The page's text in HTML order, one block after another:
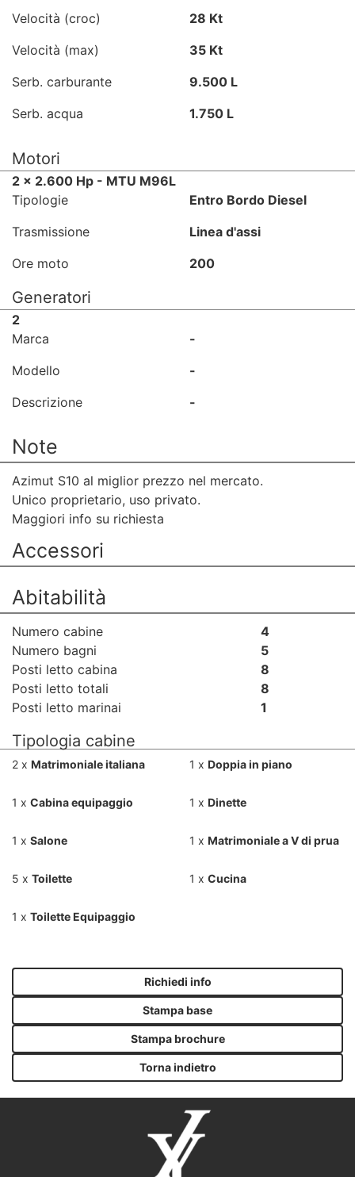
Velocità (croc)
28 Kt
Velocità (max)
35 Kt
Serb. carburante
9.500 L
Serb. acqua
1.750 L
Motori
2 x 2.600 Hp - MTU M96L
Tipologie
Entro Bordo Diesel
Trasmissione
Linea d'assi
Ore moto
200
Generatori
2
Marca
-
Modello
-
Descrizione
-
Note
Azimut S10 al miglior prezzo nel mercato.
Unico proprietario, uso privato.
Maggiori info su richiesta
Accessori
Abitabilità
Numero cabine
4
Numero bagni
5
Posti letto cabina
8
Posti letto totali
8
Posti letto marinai
1
Tipologia cabine
2 x Matrimoniale italiana 1 x Doppia in piano
1 x Cabina equipaggio 1 x Dinette
1 x Salone 1 x Matrimoniale a V di prua
5 x Toilette 1 x Cucina
1 x Toilette Equipaggio
Richiedi info
Stampa base
Stampa brochure
Torna indietro